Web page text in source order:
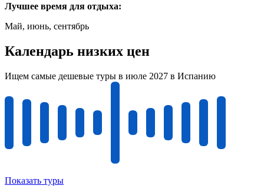
Лучшее время для отдыха:
Май, июнь, сентябрь
Календарь низких цен
Ищем самые дешевые туры в июле 2027 в Испанию
Показать туры